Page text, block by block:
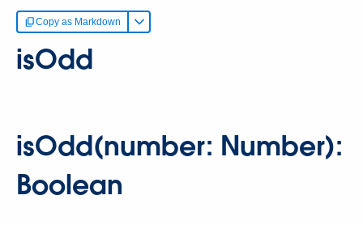
Copy as Markdown
isOdd
isOdd(number: Number):
Boolean